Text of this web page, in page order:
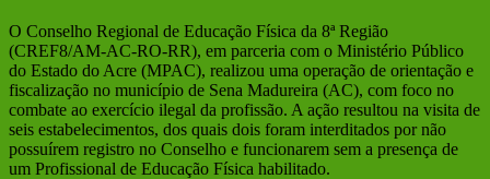
O Conselho Regional de Educação Física da 8ª Região
(CREF8/AM-AC-RO-RR), em parceria com o Ministério Público
do Estado do Acre (MPAC), realizou uma operação de orientação e
fiscalização no município de Sena Madureira (AC), com foco no
combate ao exercício ilegal da profissão. A ação resultou na visita de
seis estabelecimentos, dos quais dois foram interditados por não
possuírem registro no Conselho e funcionarem sem a presença de
um Profissional de Educação Física habilitado.